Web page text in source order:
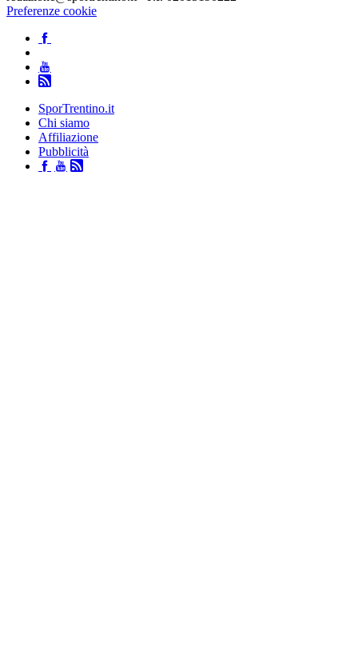
Preferenze cookie
SporTrentino.it
Chi siamo
Affiliazione
Pubblicità